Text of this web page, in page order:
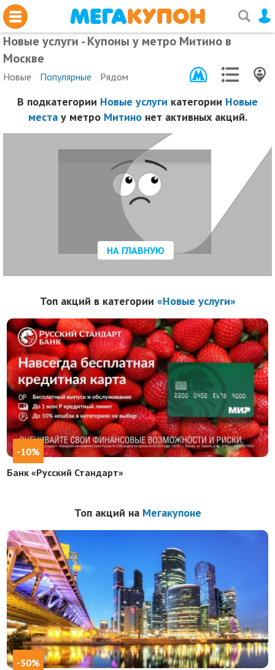
Новые услуги - Купоны у метро Митино в
Москве
Новые Популярные Рядом
В подкатегории Новые услуги категории Новые
местау метро Митинонет активных акций.
НА ГЛАВНУЮ
Топ акций в категории «Новые услуги»
-10%
Банк «Русский Стандарт»
Топ акций на Мегакупоне
-50%